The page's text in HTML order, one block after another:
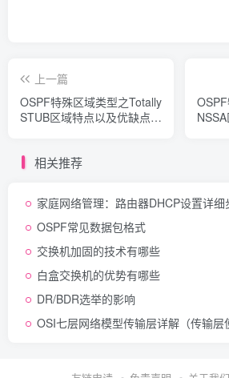
上一篇
OSPF特殊区域类型之Totally
STUB区域特点以及优缺点有
相关推荐
家庭网络管理：路由器DHCP设置详细
OSPF常见数据包格式
交换机加固的技术有哪些
白盒交换机的优势有哪些
DR/BDR选举的影响
OSI七层网络模型传输层详解（传输层